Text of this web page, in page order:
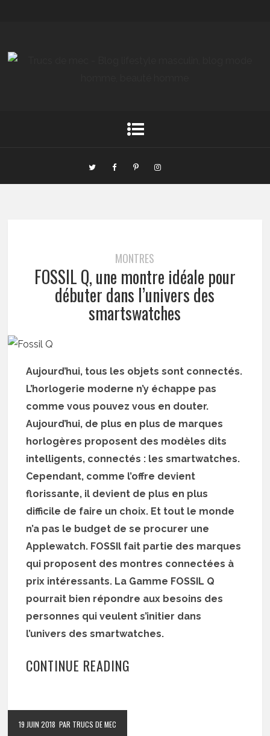
MONTRES
FOSSIL Q, une montre idéale pour
débuter dans l’univers des
smartswatches
Aujourd’hui, tous les objets sont connectés.
L’horlogerie moderne n’y échappe pas
comme vous pouvez vous en douter.
Aujourd’hui, de plus en plus de marques
horlogères proposent des modèles dits
intelligents, connectés : les smartwatches.
Cependant, comme l’offre devient
florissante, il devient de plus en plus
difficile de faire un choix. Et tout le monde
n’a pas le budget de se procurer une
Applewatch. FOSSIl fait partie des marques
qui proposent des montres connectées à
prix intéressants. La Gamme FOSSIL Q
pourrait bien répondre aux besoins des
personnes qui veulent s’initier dans
l’univers des smartwatches.
CONTINUE READING
19 JUIN 2018 PAR TRUCS DE MEC